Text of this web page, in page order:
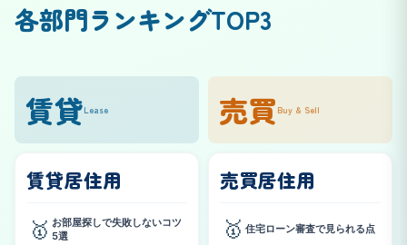
各部門ランキングTOP3
賃貸Lease 売買 Buy & Sell
賃貸居住用
🥇 お部屋探しで失敗しないコツ
5選
売買居住用
🥇 住宅ローン審査で見られる点